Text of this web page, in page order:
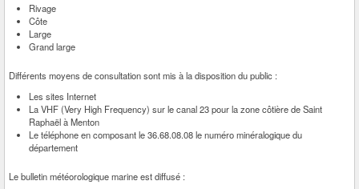
Rivage
Côte
Large
Grand large
Différents moyens de consultation sont mis à la disposition du public :
Les sites Internet
La VHF (Very High Frequency) sur le canal 23 pour la zone côtière de Saint
Raphaël à Menton
Le téléphone en composant le 36.68.08.08 le numéro minéralogique du
département
Le bulletin météorologique marine est diffusé :